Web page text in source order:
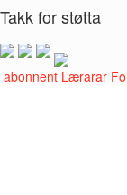
Takk for støtta
abonnent Lærarar